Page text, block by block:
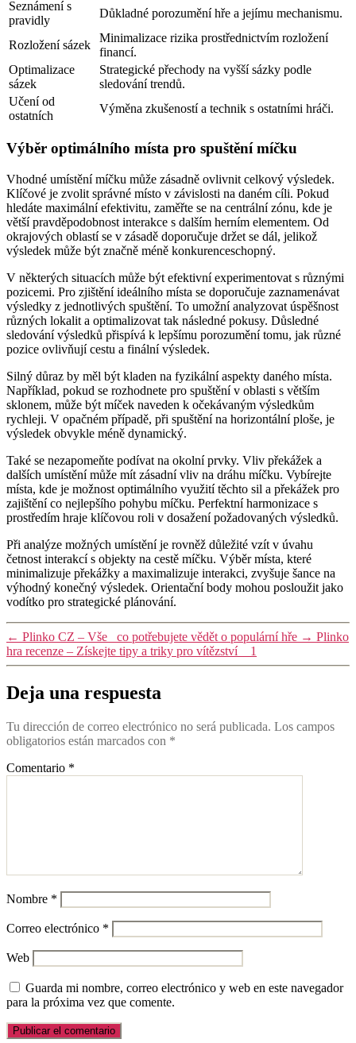
Seznámení s
pravidly
Důkladné porozumění hře a jejímu mechanismu.
Rozložení sázek
Minimalizace rizika prostřednictvím rozložení
financí.
Optimalizace
sázek
Strategické přechody na vyšší sázky podle
sledování trendů.
Učení od
ostatních
Výměna zkušeností a technik s ostatními hráči.
Výběr optimálního místa pro spuštění míčku
Vhodné umístění míčku může zásadně ovlivnit celkový výsledek.
Klíčové je zvolit správné místo v závislosti na daném cíli. Pokud
hledáte maximální efektivitu, zaměřte se na centrální zónu, kde je
větší pravděpodobnost interakce s dalším herním elementem. Od
okrajových oblastí se v zásadě doporučuje držet se dál, jelikož
výsledek může být značně méně konkurenceschopný.
V některých situacích může být efektivní experimentovat s různými
pozicemi. Pro zjištění ideálního místa se doporučuje zaznamenávat
výsledky z jednotlivých spuštění. To umožní analyzovat úspěšnost
různých lokalit a optimalizovat tak následné pokusy. Důsledné
sledování výsledků přispívá k lepšímu porozumění tomu, jak různé
pozice ovlivňují cestu a finální výsledek.
Silný důraz by měl být kladen na fyzikální aspekty daného místa.
Například, pokud se rozhodnete pro spuštění v oblasti s větším
sklonem, může být míček naveden k očekávaným výsledkům
rychleji. V opačném případě, při spuštění na horizontální ploše, je
výsledek obvykle méně dynamický.
Také se nezapomeňte podívat na okolní prvky. Vliv překážek a
dalších umístění může mít zásadní vliv na dráhu míčku. Vybírejte
místa, kde je možnost optimálního využití těchto sil a překážek pro
zajištění co nejlepšího pohybu míčku. Perfektní harmonizace s
prostředím hraje klíčovou roli v dosažení požadovaných výsledků.
Při analýze možných umístění je rovněž důležité vzít v úvahu
četnost interakcí s objekty na cestě míčku. Výběr místa, které
minimalizuje překážky a maximalizuje interakci, zvyšuje šance na
výhodný konečný výsledek. Orientační body mohou posloužit jako
vodítko pro strategické plánování.
← Plinko CZ – Vše_ co potřebujete vědět o populární hře → Plinko
hra recenze – Získejte tipy a triky pro vítězství__1
Deja una respuesta
Tu dirección de correo electrónico no será publicada. Los campos
obligatorios están marcados con *
Comentario *
Nombre *
Correo electrónico *
Web
Guarda mi nombre, correo electrónico y web en este navegador
para la próxima vez que comente.